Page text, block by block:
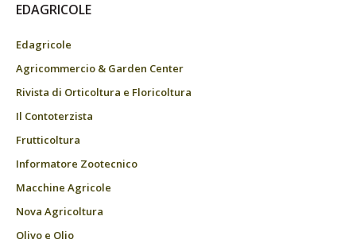
EDAGRICOLE
Edagricole
Agricommercio & Garden Center
Rivista di Orticoltura e Floricoltura
Il Contoterzista
Frutticoltura
Informatore Zootecnico
Macchine Agricole
Nova Agricoltura
Olivo e Olio